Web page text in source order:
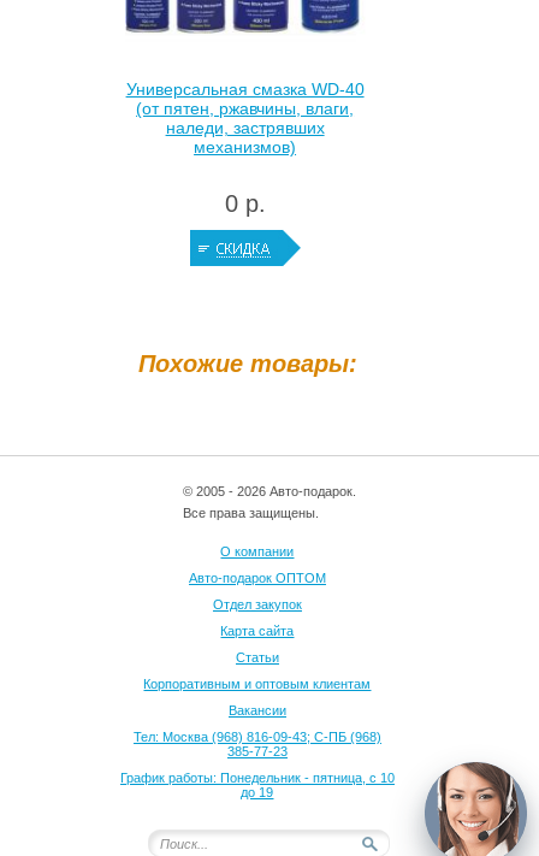
Похожие товары:
Универсальная смазка WD-40
(от пятен, ржавчины, влаги,
наледи, застрявших
механизмов)
0 р.
© 2005 - 2026 Авто-подарок.
Все права защищены.
О компании
Авто-подарок ОПТОМ
Отдел закупок
Карта сайта
Статьи
Корпоративным и оптовым клиентам
Вакансии
Тел: Москва (968) 816-09-43; С-ПБ (968)
385-77-23
График работы: Понедельник - пятница, с 10
до 19